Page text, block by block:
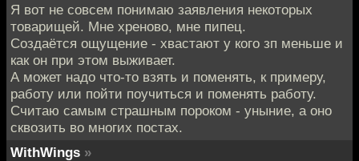
Я вот не совсем понимаю заявления некоторых
товарищей. Мне хреново, мне пипец.
Создаётся ощущение - хвастают у кого зп меньше и
как он при этом выживает.
А может надо что-то взять и поменять, к примеру,
работу или пойти поучиться и поменять работу.
Считаю самым страшным пороком - уныние, а оно
сквозить во многих постах.
WithWings »